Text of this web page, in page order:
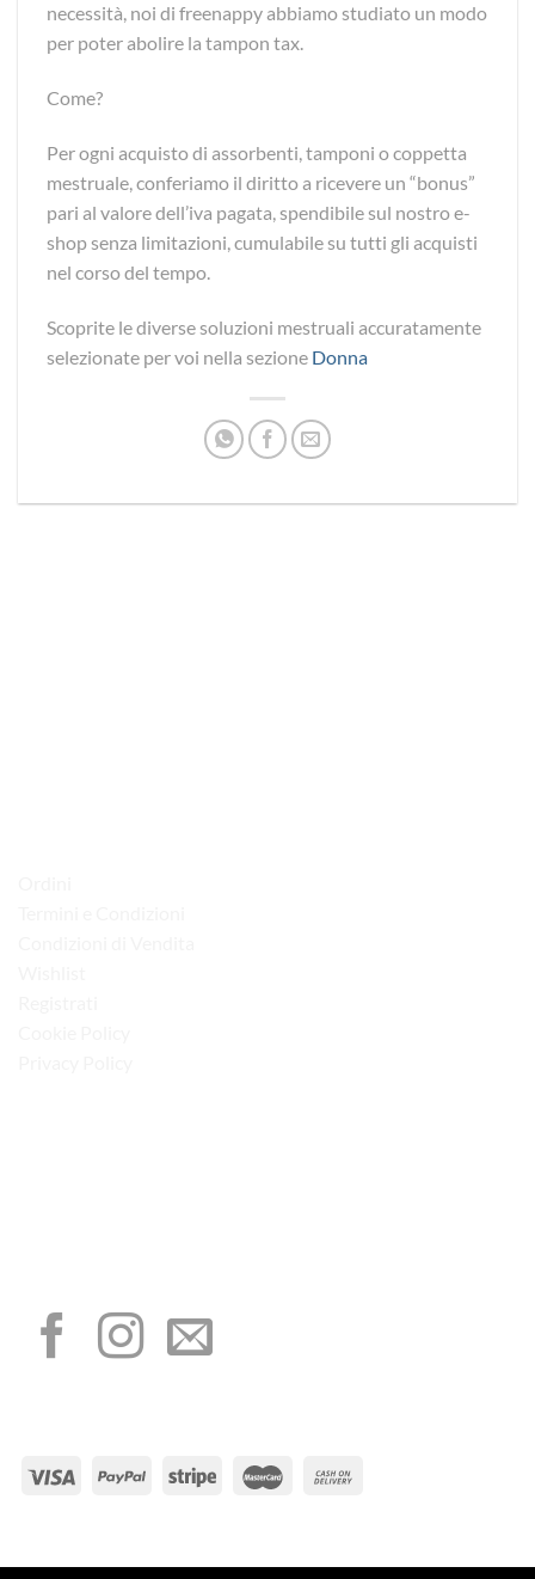
necessità, noi di freenappy abbiamo studiato un modo
per poter abolire la tampon tax.
Come?
Per ogni acquisto di assorbenti, tamponi o coppetta
mestruale, conferiamo il diritto a ricevere un “bonus”
pari al valore dell’iva pagata, spendibile sul nostro e-
shop senza limitazioni, cumulabile su tutti gli acquisti
nel corso del tempo.
Scoprite le diverse soluzioni mestruali accuratamente
selezionate per voi nella sezione Donna